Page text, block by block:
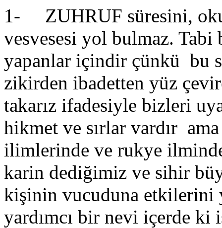
1- ZUHRUF süresini,
vesvesesi yol bulmaz.
yapanlar içindir çünkü bu
zikirden ibadetten yüz
takarız ifadesiyle bizleri
hikmet ve sırlar vardır
ilimlerinde ve rukye
karin dediğimiz ve sihir
kişinin vucuduna etkilerini
yardımcı bir nevi içerde